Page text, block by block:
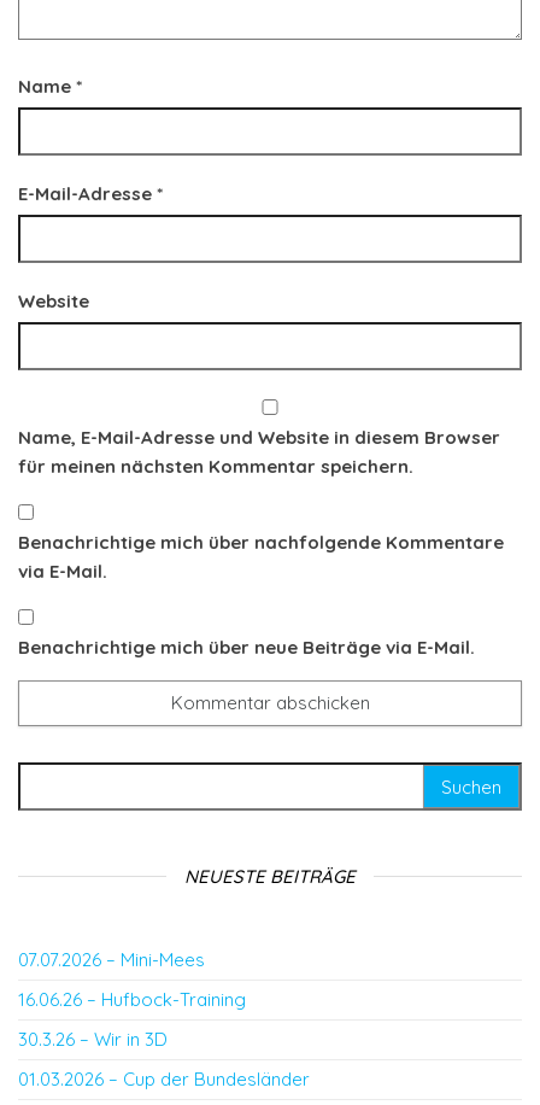
Name *
E-Mail-Adresse *
Website
Name, E-Mail-Adresse und Website in diesem Browser
für meinen nächsten Kommentar speichern.
Benachrichtige mich über nachfolgende Kommentare
via E-Mail.
Benachrichtige mich über neue Beiträge via E-Mail.
NEUESTE BEITRÄGE
07.07.2026 – Mini-Mees
16.06.26 – Hufbock-Training
30.3.26 – Wir in 3D
01.03.2026 – Cup der Bundesländer